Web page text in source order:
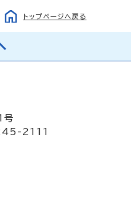
トップページへ戻る
号
2111